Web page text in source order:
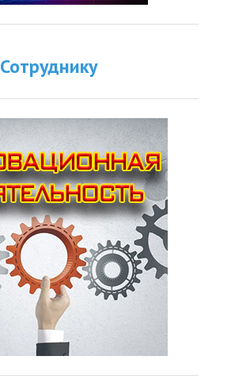
Сотруднику